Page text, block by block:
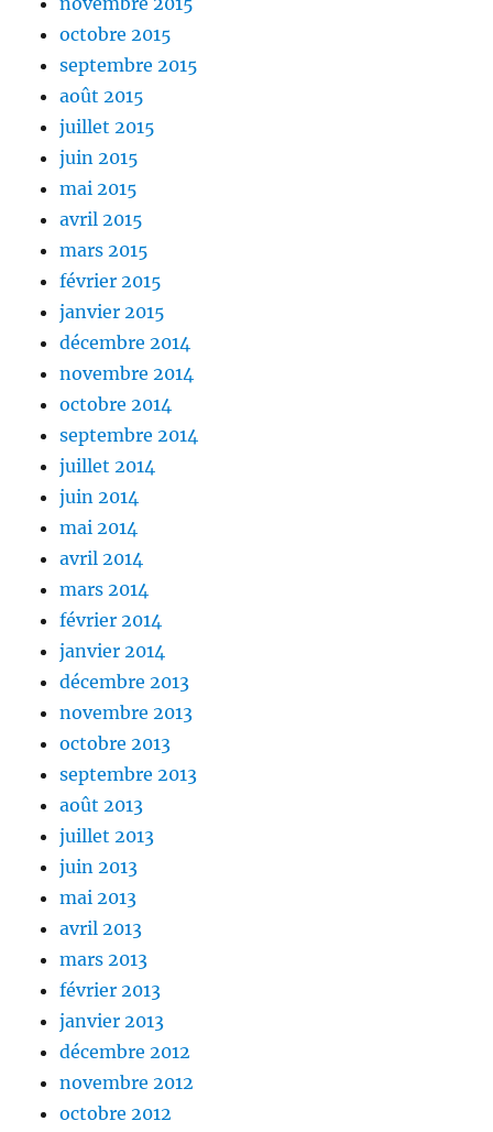
octobre 2015
septembre 2015
août 2015
juillet 2015
juin 2015
mai 2015
avril 2015
mars 2015
février 2015
janvier 2015
décembre 2014
novembre 2014
octobre 2014
septembre 2014
juillet 2014
juin 2014
mai 2014
avril 2014
mars 2014
février 2014
janvier 2014
décembre 2013
novembre 2013
octobre 2013
septembre 2013
août 2013
juillet 2013
juin 2013
mai 2013
avril 2013
mars 2013
février 2013
janvier 2013
décembre 2012
novembre 2012
octobre 2012